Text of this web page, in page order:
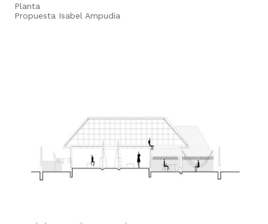
Planta
Propuesta Isabel Ampudia